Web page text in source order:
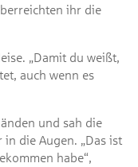
ihr die
„Damit du weißt,
auch wenn es
und sah die
die Augen. „Das ist
habe“,